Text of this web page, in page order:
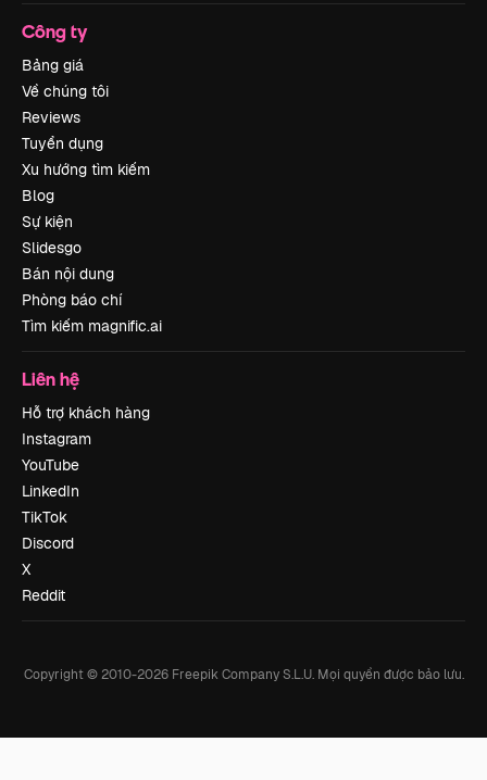
Công ty
Bảng giá
Về chúng tôi
Reviews
Tuyển dụng
Xu hướng tìm kiếm
Blog
Sự kiện
Slidesgo
Bán nội dung
Phòng báo chí
Tìm kiếm magnific.ai
Liên hệ
Hỗ trợ khách hàng
Instagram
YouTube
LinkedIn
TikTok
Discord
X
Reddit
Copyright © 2010-2026Freepik Company S.L.U. Mọi quyền được bảo lưu.